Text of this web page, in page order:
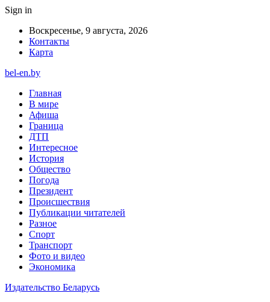
Sign in
Воскресенье, 9 августа, 2026
Контакты
Карта
bel-en.by
Главная
В мире
Афиша
Граница
ДТП
Интересное
История
Общество
Погода
Президент
Происшествия
Публикации читателей
Разное
Спорт
Транспорт
Фото и видео
Экономика
Издательство Беларусь